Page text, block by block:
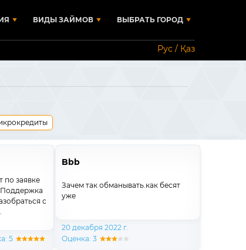
ВИДЫ ЗАЙМОВ ВЫБРАТЬ ГОРОД
Рус / Қаз
по заявке
с
5
Bbb
Зачем так обманывать.как бесят
уже
20 декабря 2022 г.
Оценка: 3